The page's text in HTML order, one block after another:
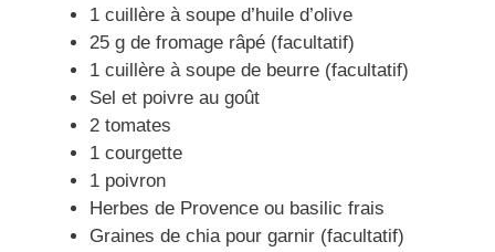
1 cuillère à soupe d’huile d’olive
25 g de fromage râpé (facultatif)
1 cuillère à soupe de beurre (facultatif)
Sel et poivre au goût
2 tomates
1 courgette
1 poivron
Herbes de Provence ou basilic frais
Graines de chia pour garnir (facultatif)